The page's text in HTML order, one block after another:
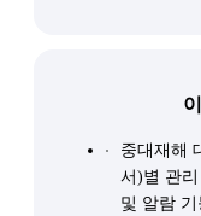
중대재해
서)별 관
및 알람 기